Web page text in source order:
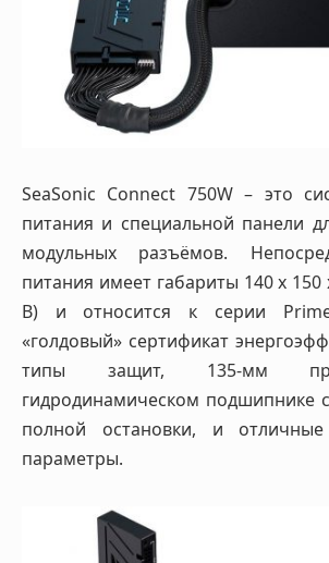
SeaSonic Connect 750W – это
питания и специальной панели
модульных разъёмов.
питания имеет габариты 140 х
В) и относится к серии
«голдовый» сертификат
типы защит, 135-мм
гидродинамическом подшипнике
полной остановки, и отличные
параметры.